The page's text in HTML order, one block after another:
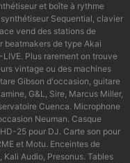
et boîte à rythme
Sequential, clavier
vend des stations de
beatmakers de type Akai
Plus rarement on trouve
vintage ou des machines
Gibson d'occasion, guitare
G&L, Sire, Marcus Miller,
Cuenca. Microphone
Neuman. Casque
25 pour DJ. Carte son pour
et Motu. Enceintes de
Kali Audio, Presonus. Tables